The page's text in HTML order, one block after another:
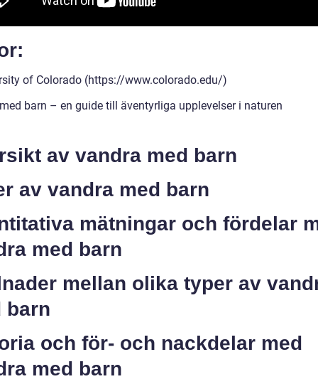
of Colorado (https://www.colorado.edu/)
barn – en guide till äventyrliga upplevelser i naturen
av vandra med barn
av vandra med barn
mätningar och fördelar
med barn
mellan olika typer av
barn
och för- och nackdelar med
med barn